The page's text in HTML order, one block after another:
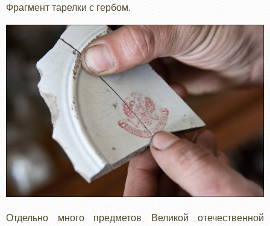
Фрагмент тарелки с гербом.
Отдельно много предметов Великой отечественной